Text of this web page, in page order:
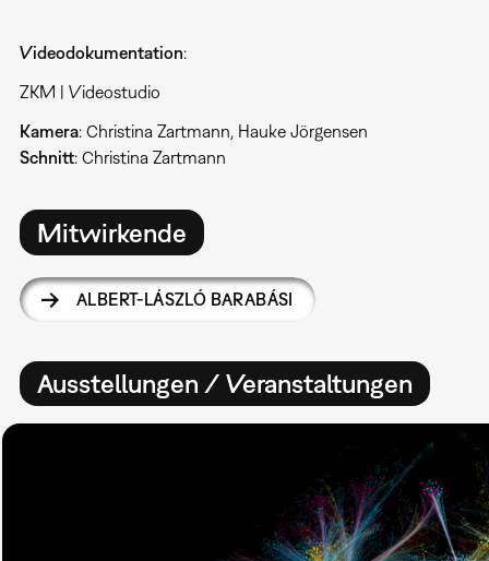
Videodokumentation:
ZKM | Videostudio
Kamera: Christina Zartmann, Hauke Jörgensen
Schnitt: Christina Zartmann
Mitwirkende
ALBERT-LÁSZLÓ BARABÁSI
Ausstellungen / Veranstaltungen